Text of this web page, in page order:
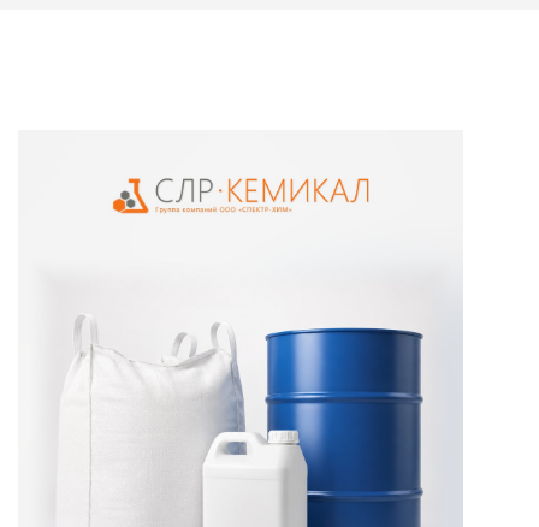
Химические реактивы